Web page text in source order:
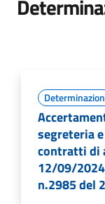
segreteria
contratti di
12/09/
n.2985 del